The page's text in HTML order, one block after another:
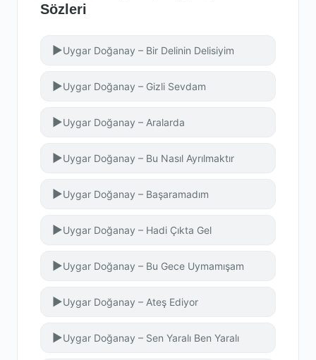
Sözleri
▶Uygar Doğanay – Bir Delinin Delisiyim
▶Uygar Doğanay – Gizli Sevdam
▶Uygar Doğanay – Aralarda
▶Uygar Doğanay – Bu Nasıl Ayrılmaktır
▶Uygar Doğanay – Başaramadım
▶Uygar Doğanay – Hadi Çıkta Gel
▶Uygar Doğanay – Bu Gece Uymamışam
▶Uygar Doğanay – Ateş Ediyor
▶Uygar Doğanay – Sen Yaralı Ben Yaralı